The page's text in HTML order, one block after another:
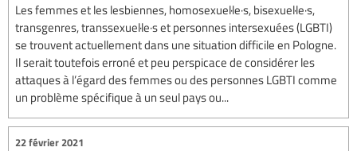
Les femmes et les lesbiennes, homosexuel·le·s, bisexuel·le·s,
transgenres, transsexuel·le·s et personnes intersexuées (LGBTI)
se trouvent actuellement dans une situation difficile en Pologne.
Il serait toutefois erroné et peu perspicace de considérer les
attaques à l’égard des femmes ou des personnes LGBTI comme
un problème spécifique à un seul pays ou...
22 février 2021